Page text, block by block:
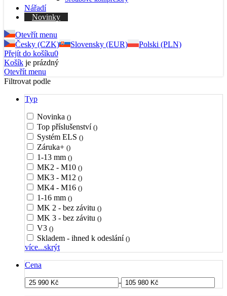
Nářadí
Novinky
Otevřít menu
Česky (CZK)
Slovensky (EUR)
Polski (PLN)
Přejít do košíku0
Košík je prázdný
Otevřít menu
Filtrovat podle
Typ
Novinka ()
Top příslušenství ()
Systém ELS ()
Záruka+ ()
1-13 mm ()
MK2 - M10 ()
MK3 - M12 ()
MK4 - M16 ()
1-16 mm ()
MK 2 - bez závitu ()
MK 3 - bez závitu ()
V3 ()
Skladem - ihned k odeslání ()
více...skrýt
Cena
-